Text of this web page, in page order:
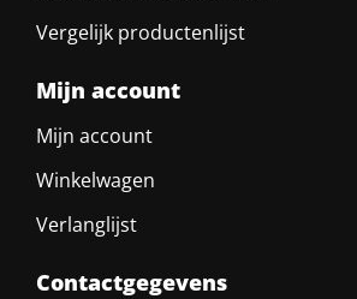
Vergelijk productenlijst
Mijn account
Mijn account
Winkelwagen
Verlanglijst
Contactgegevens